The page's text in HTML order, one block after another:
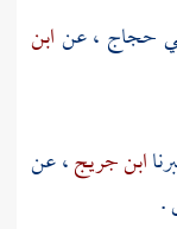
حجاج ، عنابن
ابن جريج، عن
.